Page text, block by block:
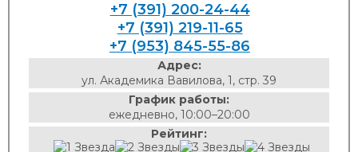
+7 (391) 200-24-44
+7 (391) 219-11-65
+7 (953) 845-55-86
Адрес:
ул. Академика Вавилова, 1, стр. 39
График работы:
ежедневно, 10:00–20:00
Рейтинг: